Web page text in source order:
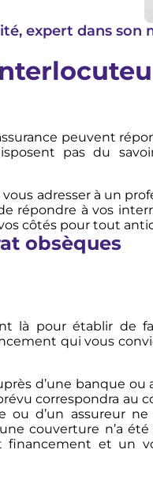
expert dans son
peuvent
pas du
adresser à un
répondre à vos
côtés pour tout
obsèques
là pour établir de
qui vous
d’une banque ou
correspondra au
ou d’un assureur
couverture n’a
et un